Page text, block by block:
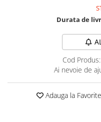
Medicina & Farmacie
Durata de
Cod Produs:
Ai nevoie de
Adauga la Favorite